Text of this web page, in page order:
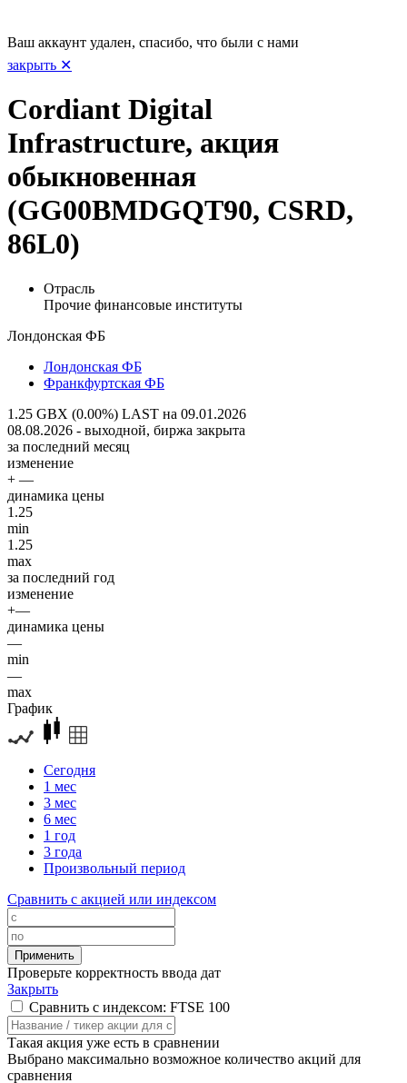
Ваш аккаунт удален, спасибо, что были с нами
закрыть ✕
Cordiant Digital
Infrastructure, акция
обыкновенная
(GG00BMDGQT90, CSRD,
86L0)
Отрасль
Прочие финансовые институты
Лондонская ФБ
Лондонская ФБ
Франкфуртская ФБ
1.25 GBX (0.00%) LAST на 09.01.2026
08.08.2026 - выходной, биржа закрыта
за последний месяц
изменение
+ —
динамика цены
1.25
min
1.25
max
за последний год
изменение
+—
динамика цены
—
min
—
max
График
Сегодня
1 мес
3 мес
6 мес
1 год
3 года
Произвольный период
Сравнить с акцией или индексом
Проверьте корректность ввода дат
Закрыть
Сравнить с индексом: FTSE 100
Такая акция уже есть в сравнении
Выбрано максимально возможное количество акций для
сравнения